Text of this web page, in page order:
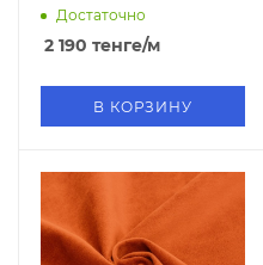
Достаточно
2 190 тенге/м
В КОРЗИНУ